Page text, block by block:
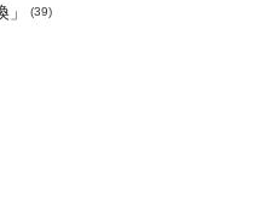
(39)